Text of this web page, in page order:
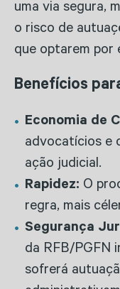
uma via segura,
o risco de
que optarem por
Benefícios
Economia de
advocatícios e
ação judicial.
Rapidez: O
regra, mais
Segurança
da RFB/PGFN
sofrerá